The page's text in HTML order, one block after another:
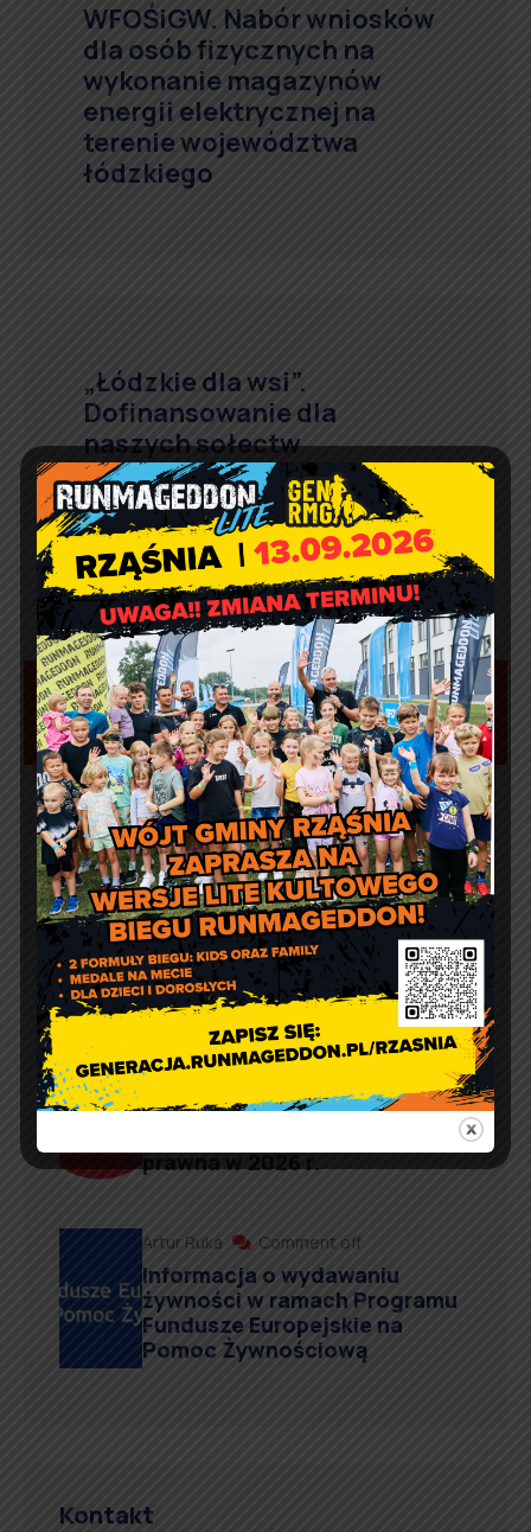
WFOŚiGW. Nabór wniosków
dla osób fizycznych na
wykonanie magazynów
energii elektrycznej na
terenie województwa
łódzkiego
„Łódzkie dla wsi”.
Dofinansowanie dla
naszych sołectw
Aktualności
Artur Ruka Comment off
Dzień Sportu w Reklach
Artur Ruka Comment off
Nieodpłatna pomoc prawna,
poradnictwo obywatelskie,
prawna w 2026 r.
Artur Ruka Comment off
Informacja o wydawaniu
żywności w ramach Programu
Fundusze Europejskie na
Pomoc Żywnościową
Kontakt